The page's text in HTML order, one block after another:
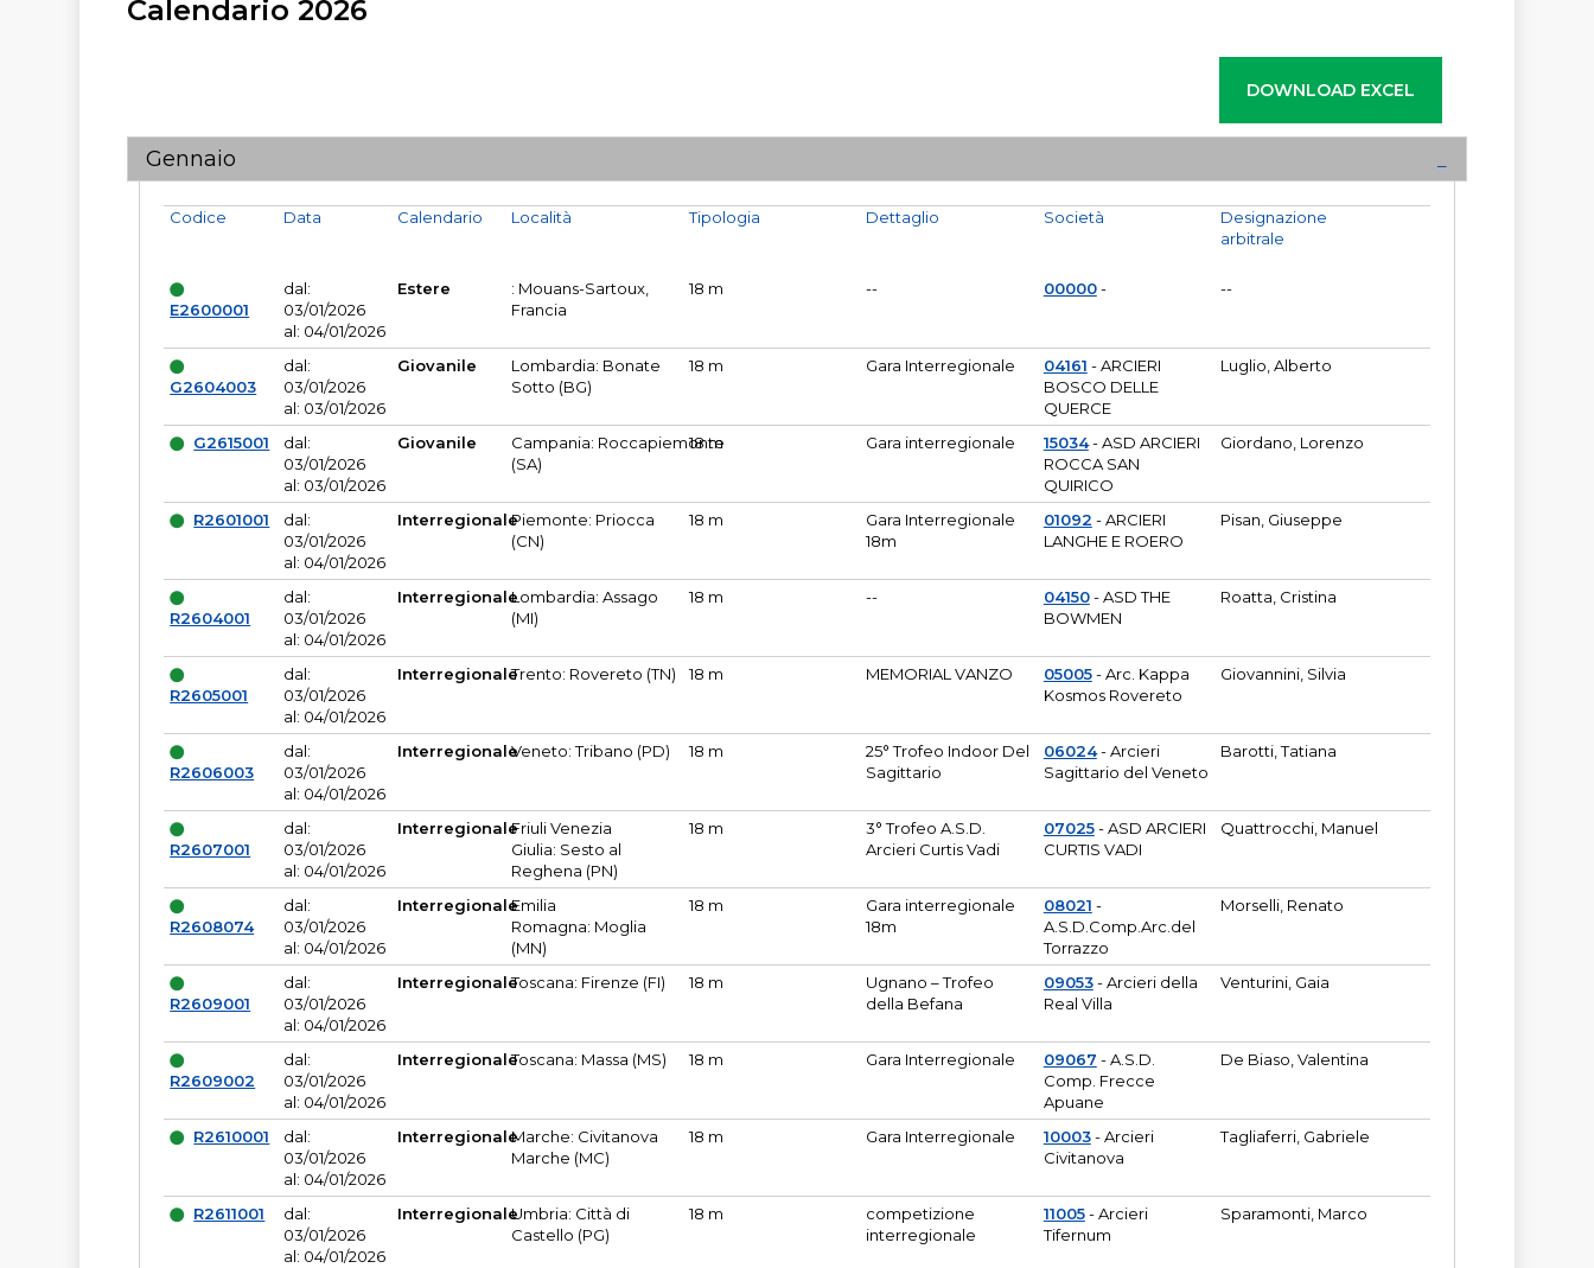
Calendario 2026
Gennaio
Codice
E2600001
Data
dal:
03/01/2026
al: 04/01/2026
Calendario
Estere
Località
: Mouans-Sartoux,
Francia
Tipologia
18 m
Dettaglio
--
Società
00000-
Designazione
arbitrale
--
G2604003
dal:
03/01/2026
al: 03/01/2026
Giovanile
Lombardia: Bonate
Sotto (BG)
18 m Gara Interregionale 04161 - ARCIERI
BOSCO DELLE
QUERCE
Luglio, Alberto
G2615001
dal:
03/01/2026
al: 03/01/2026
Giovanile
Campania: Roccapiemonte
(SA)
18 m Gara interregionale 15034- ASD ARCIERI
ROCCA SAN
QUIRICO
Giordano, Lorenzo
R2601001
dal:
03/01/2026
al: 04/01/2026
InterregionalePiemonte: Priocca
(CN)
18 m
Gara Interregionale
18m
01092 - ARCIERI
LANGHE E ROERO
Pisan, Giuseppe
R2604001
dal:
03/01/2026
al: 04/01/2026
InterregionaleLombardia: Assago
(MI)
18 m -- 04150- ASD THE
BOWMEN
Roatta, Cristina
R2605001
dal:
03/01/2026
al: 04/01/2026
InterregionaleTrento: Rovereto (TN) 18 m MEMORIAL VANZO 05005- Arc. Kappa
Kosmos Rovereto
Giovannini, Silvia
R2606003
dal:
03/01/2026
al: 04/01/2026
InterregionaleVeneto: Tribano (PD) 18 m
25° Trofeo Indoor Del
Sagittario
06024- Arcieri
Sagittario del Veneto
Barotti, Tatiana
R2607001
dal:
03/01/2026
al: 04/01/2026
InterregionaleFriuli Venezia
Giulia: Sesto al
Reghena (PN)
18 m
3° Trofeo A.S.D.
Arcieri Curtis Vadi
07025- ASD ARCIERI
CURTIS VADI
Quattrocchi, Manuel
R2608074
dal:
03/01/2026
al: 04/01/2026
InterregionaleEmilia
Romagna: Moglia
(MN)
18 m
Gara interregionale
18m
08021 -
A.S.D.Comp.Arc.del
Torrazzo
Morselli, Renato
R2609001
dal:
03/01/2026
al: 04/01/2026
InterregionaleToscana: Firenze (FI) 18 m
Ugnano – Trofeo
della Befana
09053- Arcieri della
Real Villa
Venturini, Gaia
R2609002
dal:
03/01/2026
al: 04/01/2026
InterregionaleToscana: Massa (MS) 18 m Gara Interregionale 09067 - A.S.D.
Comp. Frecce
Apuane
De Biaso, Valentina
R2610001
dal:
03/01/2026
al: 04/01/2026
InterregionaleMarche: Civitanova
Marche (MC)
18 m Gara Interregionale 10003- Arcieri
Civitanova
Tagliaferri, Gabriele
R2611001
dal:
03/01/2026
al: 04/01/2026
InterregionaleUmbria: Città di
Castello (PG)
18 m
competizione
interregionale
11005- Arcieri
Tifernum
Sparamonti, Marco